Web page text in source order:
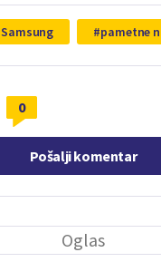
Samsung pametne
0
Pošalji komentar